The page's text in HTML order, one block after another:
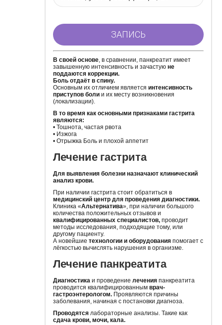
В своей основе, в сравнении, панкреатит имеет
завышенную интенсивность и зачастую не
поддаются коррекции.
Боль отдаёт в спину.
Основным их отличием является интенсивность
приступов боли и их месту возникновения
(локализации).
В то время как основными признаками гастрита
являются:
• Тошнота, частая рвота
• Изжога
• Отрыжка Боль и плохой аппетит
Лечение гастрита
Для выявления болезни назначают клинический
анализ крови.
При наличии гастрита стоит обратиться в
медицинский центр для проведения диагностики.
Клиника «Альтернатива», при наличии большого
количества положительных отзывов и
квалифицированных специалистов, проводит
методы исследования, подходящие тому, или
другому пациенту.
А новейшие технологии и оборудования помогает с
лёгкостью вычислять нарушения в организме.
Лечение панкреатита
Диагностика и проведение лечения панкреатита
проводится квалифицированным врач-
гастроэнтерологом. Проявляются причины
заболевания, начиная с постановки диагноза.
Проводятся лабораторные анализы. Такие как
сдача крови, мочи, кала.